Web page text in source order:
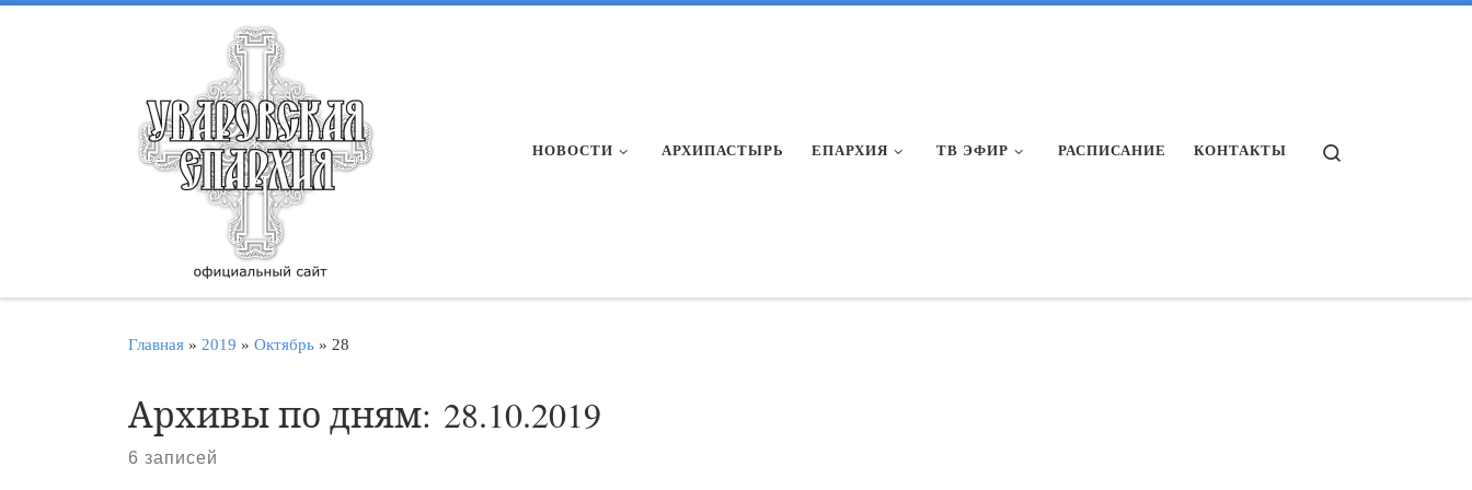
НОВОСТИ АРХИПАСТЫРЬ ЕПАРХИЯ ТВ ЭФИР РАСПИСАНИЕ КОНТАКТЫ
Главная » 2019 » Октябрь » 28
Архивы по дням: 28.10.2019
6 записей